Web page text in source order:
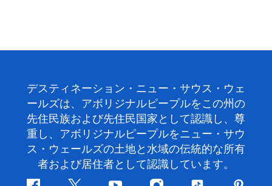
デスティネーション・ニュー・サウス・ウェ
ールズは、アボリジナルピープルをこの州の
先住民族および先住民国家として認識し、尊
重し、アボリジナルピープルをニュー・サウ
ス・ウェールズの土地と水域の伝統的な所有
者および居住者として認識しています。